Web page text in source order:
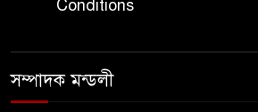
Conditions
সম্পাদক মন্ডলী